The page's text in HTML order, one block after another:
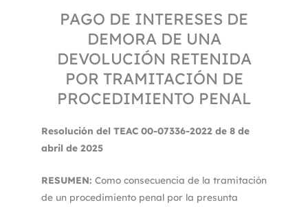
PAGO DE INTERESES DE
DEMORA DE UNA
DEVOLUCIÓN RETENIDA
POR TRAMITACIÓN DE
PROCEDIMIENTO PENAL
Resolución del TEAC 00-07336-2022 de 8 de
abril de 2025
RESUMEN: Como consecuencia de la tramitación
de un procedimiento penal por la presunta